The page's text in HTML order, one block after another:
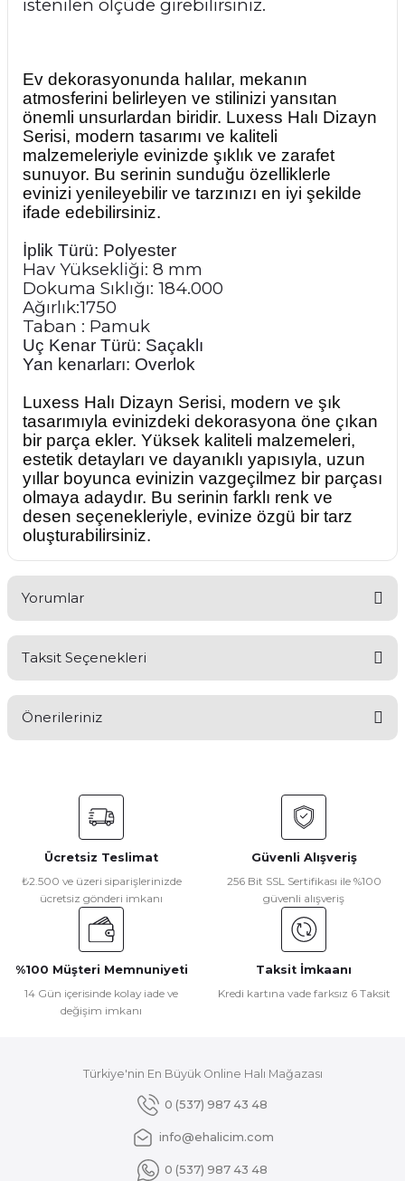
istenilen ölçüde girebilirsiniz.
Ev dekorasyonunda halılar, mekanın
atmosferini belirleyen ve stilinizi yansıtan
önemli unsurlardan biridir. Luxess Halı Dizayn
Serisi, modern tasarımı ve kaliteli
malzemeleriyle evinizde şıklık ve zarafet
sunuyor. Bu serinin sunduğu özelliklerle
evinizi yenileyebilir ve tarzınızı en iyi şekilde
ifade edebilirsiniz.
İplik Türü: Polyester
Hav Yüksekliği: 8 mm
Dokuma Sıklığı: 184.000
Ağırlık:1750
Taban : Pamuk
Uç Kenar Türü: Saçaklı
Yan kenarları: Overlok
Luxess Halı Dizayn Serisi, modern ve şık
tasarımıyla evinizdeki dekorasyona öne çıkan
bir parça ekler. Yüksek kaliteli malzemeleri,
estetik detayları ve dayanıklı yapısıyla, uzun
yıllar boyunca evinizin vazgeçilmez bir parçası
olmaya adaydır. Bu serinin farklı renk ve
desen seçenekleriyle, evinize özgü bir tarz
oluşturabilirsiniz.
Yorumlar
Yorum Yaz
Taksit Seçenekleri
Önerileriniz
konularda yetersiz gördüğünüz noktaları öneri formunu
kullanarak tarafımıza iletebilirsiniz.
Görüş ve önerileriniz için teşekkür ederiz.
Ürün resmi kalitesiz, bozuk veya görüntülenemiyor.
Ürün açıklamasında eksik bilgiler bulunuyor.
Ürün bilgilerinde hatalar bulunuyor.
Ürün fiyatı diğer sitelerden daha pahalı.
Gönder
Ücretsiz Teslimat
₺2.500 ve üzeri siparişlerinizde
ücretsiz gönderi imkanı
Güvenli Alışveriş
256 Bit SSL Sertifikası ile %100
güvenli alışveriş
%100 Müşteri Memnuniyeti
14 Gün içerisinde kolay iade ve
değişim imkanı
Taksit İmkaanı
Kredi kartına vade farksız 6 Taksit
Türkiye'nin En Büyük Online Halı Mağazası
0 (537) 987 43 48
info@ehalicim.com
0 (537) 987 43 48